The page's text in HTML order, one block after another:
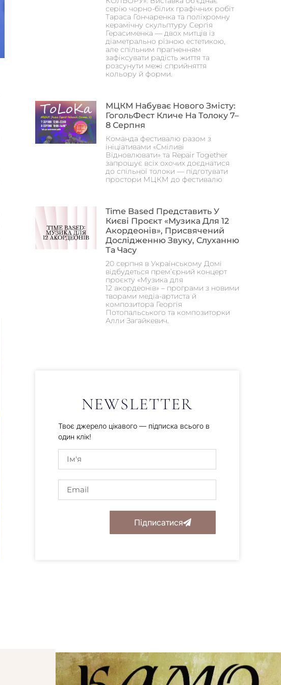
серію чорно-білих графічних робіт
Тараса Гончаренка та поліхромну
керамічну скульптуру Сергія
Герасименка — двох митців із
діаметрально різною естетикою,
але спільним прагненням
зафіксувати радість життя та
розсунути межі сприйняття
кольору й форми.
МЦКМ Набуває Нового Змісту:
ГогольФест Кличе На Толоку 7–
8 Серпня
Команда фестивалю разом з
ініціативами «Сміливі
Відновлювати» та Repair Together
запрошує всіх охочих доєднатися
до спільної толоки — підготувати
простори МЦКМ до фестивалю
Time Based Представить У
Києві Проєкт «Музика Для 12
Акордеонів», Присвячений
Дослідженню Звуку, Слуханню
Та Часу
20 серпня в Українському Домі
відбудеться прем’єрний концерт
проєкту «Музика для
12 акордеонів» – програми з новими
творами медіа-артиста й
композитора Георгія
Потопальського та композиторки
Алли Загайкевич.
NEWSLETTER
Твоє джерело цікавого — підписка всього в
один клік!
Підписатися